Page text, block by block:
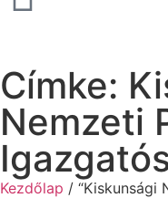
Címke:
Nemzeti
Kezdőlap / “Kiskunsági